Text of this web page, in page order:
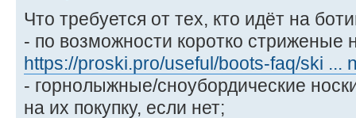
Что требуется от тех, кто идёт на
- по возможности коротко стриженые
https://proski.pro/useful/boots-faq/ski ...
- горнолыжные/сноубордические
на их покупку, если нет;